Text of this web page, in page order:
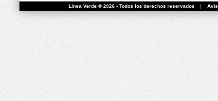
Línea Verde ® 2026 - Todos los derechos reservados |